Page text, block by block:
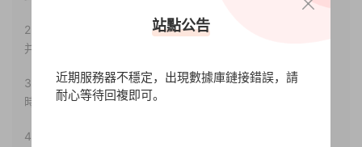
2.若您需要商業運營或用于其他商業活動，請您購買正版授權
并合法使用。
3.如果本站有侵犯、不妥之處的資源，請聯系我們。将會第一
時間解決！
4.本站部分内容均由互聯網收集整理，僅供大家參考、學習，
站點公告
近期服務器不穩定，出現數據庫鏈接錯誤，請
耐心等待回複即可。